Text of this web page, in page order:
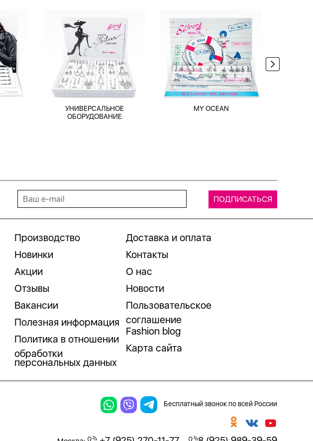
УНИВЕРСАЛЬНОЕ
ОБОРУДОВАНИЕ
MY OCEAN
Производство
Новинки
Акции
Отзывы
Вакансии
Полезная информация
Политика в отношении
обработки
персональных данных
Доставка и оплата
Контакты
О нас
Новости
Пользовательское
соглашение
Fashion blog
Карта сайта
Бесплатный звонок по всей России